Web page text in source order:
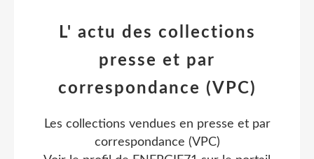
L' actu des collections
presse et par
correspondance (VPC)
Les collections vendues en presse et par
correspondance (VPC)